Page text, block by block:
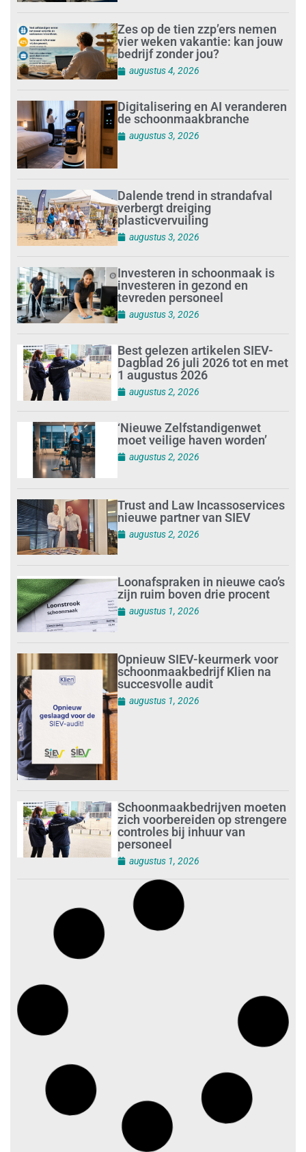
Zes op de tien zzp’ers nemen
vier weken vakantie: kan jouw
bedrijf zonder jou?
augustus 4, 2026
Digitalisering en AI veranderen
de schoonmaakbranche
augustus 3, 2026
Dalende trend in strandafval
verbergt dreiging
plasticvervuiling
augustus 3, 2026
Investeren in schoonmaak is
investeren in gezond en
tevreden personeel
augustus 3, 2026
Best gelezen artikelen SIEV-
Dagblad 26 juli 2026 tot en met
1 augustus 2026
augustus 2, 2026
‘Nieuwe Zelfstandigenwet
moet veilige haven worden’
augustus 2, 2026
Trust and Law Incassoservices
nieuwe partner van SIEV
augustus 2, 2026
Loonafspraken in nieuwe cao’s
zijn ruim boven drie procent
augustus 1, 2026
Opnieuw SIEV-keurmerk voor
schoonmaakbedrijf Klien na
succesvolle audit
augustus 1, 2026
Schoonmaakbedrijven moeten
zich voorbereiden op strengere
controles bij inhuur van
personeel
augustus 1, 2026